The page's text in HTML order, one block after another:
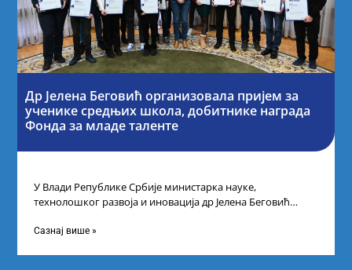
Др Јелена Беговић организовала пријем за
ученике средњих школа, добитнике награда
Фонда за младе таленте
У Влади Републике Србије министарка науке,
технолошког развоја и иновација др Јелена Беговић
Сазнај више »